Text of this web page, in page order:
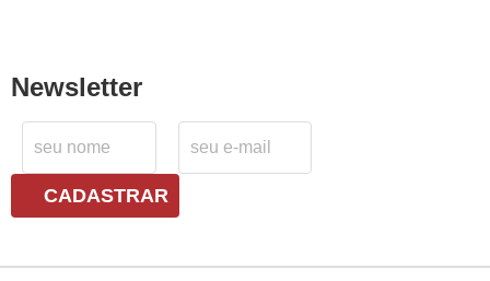
Newsletter
CADASTRAR